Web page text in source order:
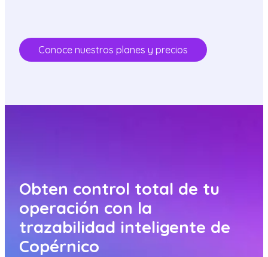
Conoce nuestros planes y precios
Obten control total de tu
operación con la
trazabilidad inteligente de
Copérnico